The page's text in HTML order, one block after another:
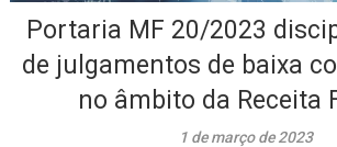
Portaria MF 20/2023
de julgamentos de baixa
no âmbito da Receita
1 de março de 2023